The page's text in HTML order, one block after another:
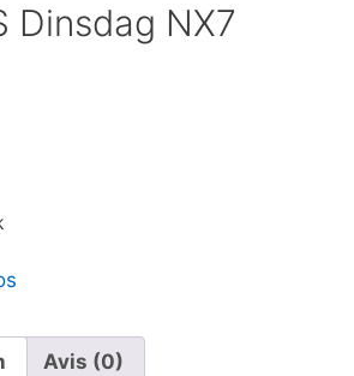
Dinsdag NX7
Avis (0)